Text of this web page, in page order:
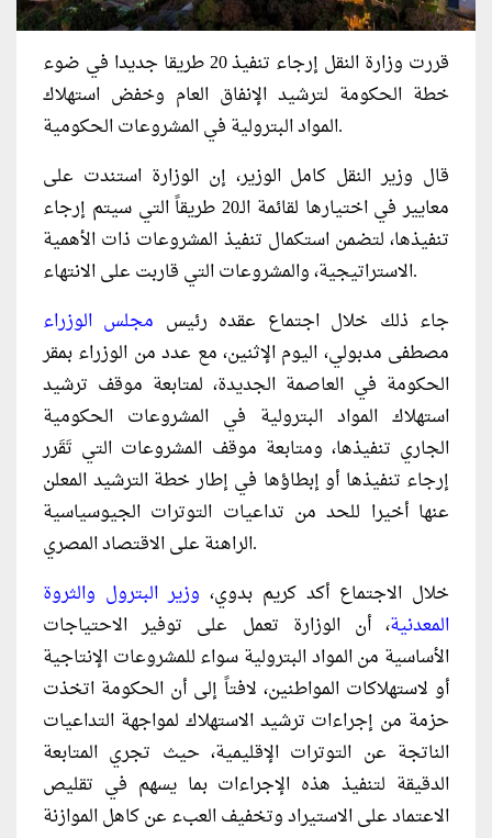
قررت وزارة النقل إرجاء تنفيذ 20 طريقا جديدا في ضوء
خطة الحكومة لترشيد الإنفاق العام وخفض استهلاك
المواد البترولية في المشروعات الحكومية.
قال وزير النقل كامل الوزير، إن الوزارة استندت على
معايير في اختيارها لقائمة الـ20 طريقاً التي سيتم إرجاء
تنفيذها، لتضمن استكمال تنفيذ المشروعات ذات الأهمية
الاستراتيجية، والمشروعات التي قاربت على الانتهاء.
جاء ذلك خلال اجتماع عقده رئيس مجلس الوزراء
مصطفى مدبولي، اليوم الإثنين، مع عدد من الوزراء بمقر
الحكومة في العاصمة الجديدة، لمتابعة موقف ترشيد
استهلاك المواد البترولية في المشروعات الحكومية
الجاري تنفيذها، ومتابعة موقف المشروعات التي تَقَرر
إرجاء تنفيذها أو إبطاؤها في إطار خطة الترشيد المعلن
عنها أخيرا للحد من تداعيات التوترات الجيوسياسية
الراهنة على الاقتصاد المصري.
خلال الاجتماع أكد كريم بدوي، وزير البترول والثروة
المعدنية، أن الوزارة تعمل على توفير الاحتياجات
الأساسية من المواد البترولية سواء للمشروعات الإنتاجية
أو لاستهلاكات المواطنين، لافتاً إلى أن الحكومة اتخذت
حزمة من إجراءات ترشيد الاستهلاك لمواجهة التداعيات
الناتجة عن التوترات الإقليمية، حيث تجري المتابعة
الدقيقة لتنفيذ هذه الإجراءات بما يسهم في تقليص
الاعتماد على الاستيراد وتخفيف العبء عن كاهل الموازنة